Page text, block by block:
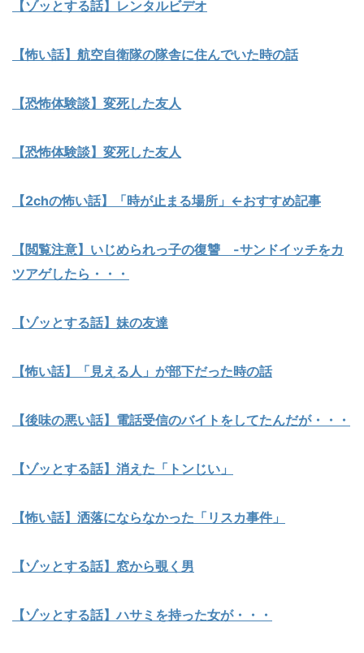
【ゾッとする話】レンタルビデオ
【怖い話】航空自衛隊の隊舎に住んでいた時の話
【恐怖体験談】変死した友人
【恐怖体験談】変死した友人
【2chの怖い話】「時が止まる場所」←おすすめ記事
【閲覧注意】いじめられっ子の復讐 -サンドイッチをカ
ツアゲしたら・・・
【ゾッとする話】妹の友達
【怖い話】「見える人」が部下だった時の話
【後味の悪い話】電話受信のバイトをしてたんだが・・・
【ゾッとする話】消えた「トンじい」
【怖い話】洒落にならなかった「リスカ事件」
【ゾッとする話】窓から覗く男
【ゾッとする話】ハサミを持った女が・・・